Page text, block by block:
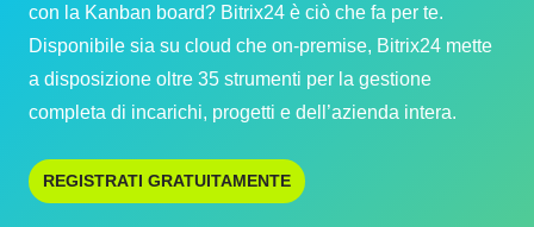
con la Kanban board? Bitrix24 è ciò che fa per te.
Disponibile sia su cloud che on-premise, Bitrix24 mette
a disposizione oltre 35 strumenti per la gestione
completa di incarichi, progetti e dell’azienda intera.
REGISTRATI GRATUITAMENTE